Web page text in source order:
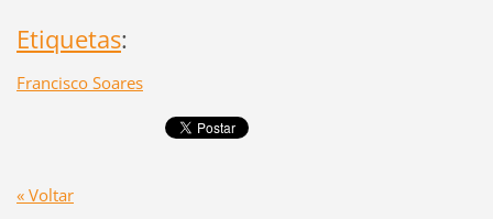
Etiquetas:
Francisco Soares
« Voltar